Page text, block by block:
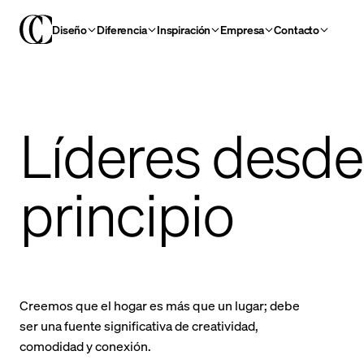
Diseño Diferencia Inspiración Empresa Contacto
Líderes
principio
Creemos que el hogar es más que un lugar; debe
ser una fuente significativa de creatividad,
comodidad y conexión.